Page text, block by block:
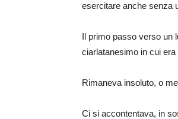
esercitare anche senza
Il primo passo verso un
ciarlatanesimo in cui
Rimaneva insoluto, o
Ci si accontentava, in